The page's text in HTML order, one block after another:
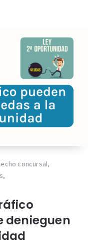
concursal,
,
denieguen